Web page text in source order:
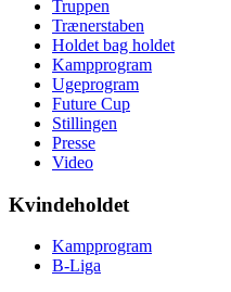
Truppen
Trænerstaben
Holdet bag holdet
Kampprogram
Ugeprogram
Future Cup
Stillingen
Presse
Video
Kvindeholdet
Kampprogram
B-Liga